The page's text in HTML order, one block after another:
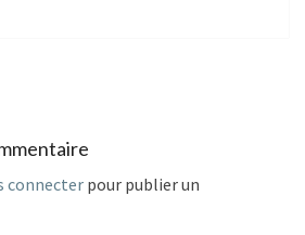
connecter pour publier un